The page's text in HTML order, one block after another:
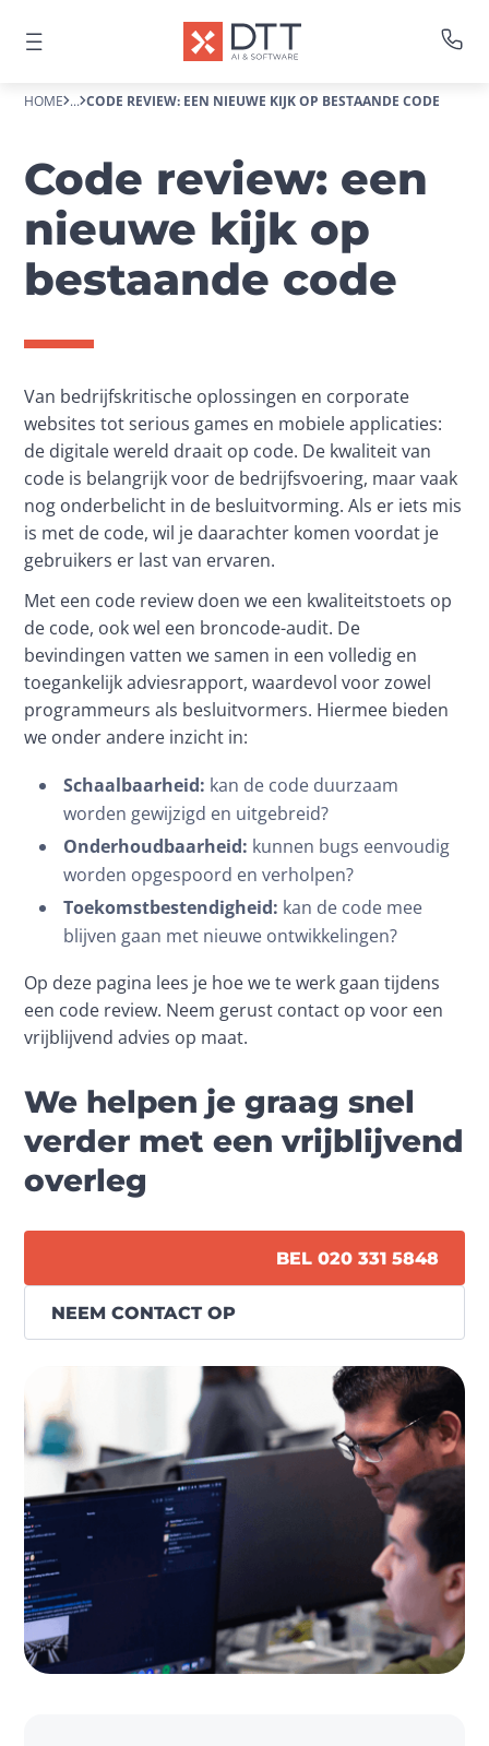
HOME ... CODE REVIEW: EEN NIEUWE KIJK OP BESTAANDE CODE
Code review: een
nieuwe kijk op
bestaande code
Van bedrijfskritische oplossingen en corporate
websites tot serious games en mobiele applicaties:
de digitale wereld draait op code. De kwaliteit van
code is belangrijk voor de bedrijfsvoering, maar vaak
nog onderbelicht in de besluitvorming. Als er iets mis
is met de code, wil je daarachter komen voordat je
gebruikers er last van ervaren.
Met een code review doen we een kwaliteitstoets op
de code, ook wel een broncode-audit. De
bevindingen vatten we samen in een volledig en
toegankelijk adviesrapport, waardevol voor zowel
programmeurs als besluitvormers. Hiermee bieden
we onder andere inzicht in:
Schaalbaarheid: kan de code duurzaam
worden gewijzigd en uitgebreid?
Onderhoudbaarheid: kunnen bugs eenvoudig
worden opgespoord en verholpen?
Toekomstbestendigheid: kan de code mee
blijven gaan met nieuwe ontwikkelingen?
Op deze pagina lees je hoe we te werk gaan tijdens
een code review. Neem gerust contact op voor een
vrijblijvend advies op maat.
We helpen je graag snel
verder met een vrijblijvend
overleg
BEL 020 331 5848
NEEM CONTACT OP